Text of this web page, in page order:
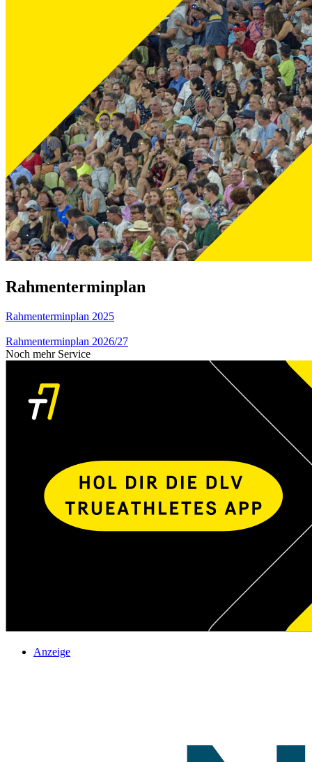
Rahmenterminplan
Rahmenterminplan 2025
Rahmenterminplan 2026/27
Noch mehr Service
Anzeige